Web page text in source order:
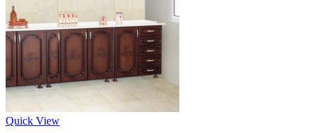
Quick View